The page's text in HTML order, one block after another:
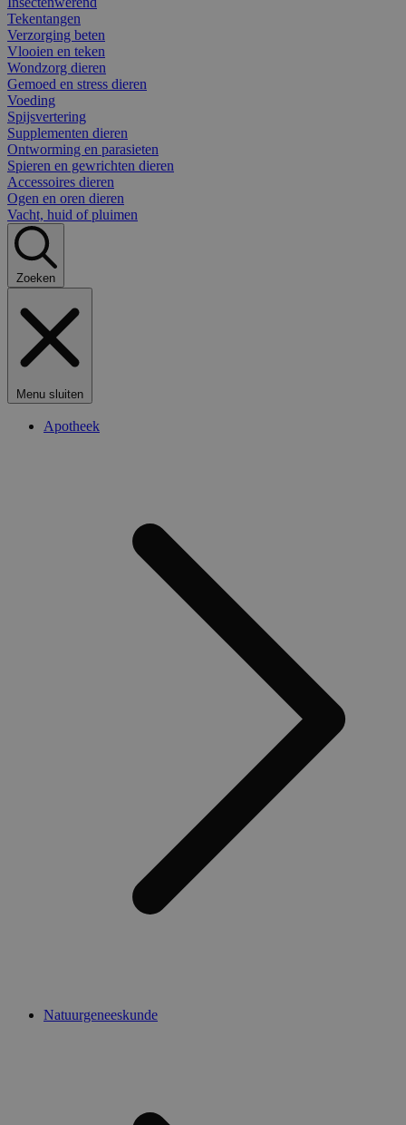
Tekentangen
Verzorging beten
Vlooien en teken
Wondzorg dieren
Gemoed en stress dieren
Voeding
Spijsvertering
Supplementen dieren
Ontworming en parasieten
Spieren en gewrichten dieren
Accessoires dieren
Ogen en oren dieren
Vacht, huid of pluimen
Zoeken
Menu sluiten
Apotheek
Natuurgeneeskunde